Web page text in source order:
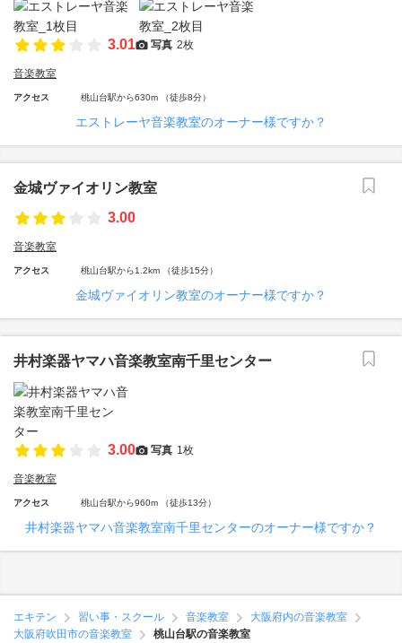
3.01 写真 2枚
音楽教室
アクセス 桃山台駅から630m （徒歩8分）
エストレーヤ音楽教室のオーナー様ですか？
金城ヴァイオリン教室
3.00
音楽教室
アクセス 桃山台駅から1.2km （徒歩15分）
金城ヴァイオリン教室のオーナー様ですか？
井村楽器ヤマハ音楽教室南千里センター
3.00 写真 1枚
音楽教室
アクセス 桃山台駅から960m （徒歩13分）
井村楽器ヤマハ音楽教室南千里センターのオーナー様ですか？
エキテン 習い事・スクール 音楽教室
大阪府内の音楽教室
大阪府吹田市の音楽教室
桃山台駅の音楽教室